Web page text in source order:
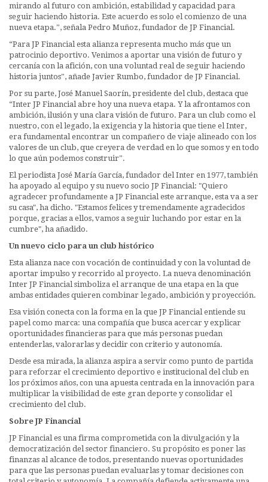
mirando al futuro con ambición, estabilidad y capacidad para
seguir haciendo historia. Este acuerdo es solo el comienzo de una
nueva etapa.ˮ, señala Pedro Muñoz, fundador de JP Financial.
“Para JP Financial esta alianza representa mucho más que un
patrocinio deportivo. Venimos a aportar una visión de futuro y
cercanía con la afición, con una voluntad real de seguir haciendo
historia juntosˮ, añade Javier Rumbo, fundador de JP Financial.
Por su parte, José Manuel Saorín, presidente del club, destaca que
“Inter JP Financial abre hoy una nueva etapa. Y la afrontamos con
ambición, ilusión y una clara visión de futuro. Para un club como el
nuestro, con el legado, la exigencia y la historia que tiene el Inter,
era fundamental encontrar un compañero de viaje alineado con los
valores de un club, que creyera de verdad en lo que somos y en todo
lo que aún podemos construirˮ.
El periodista José María García, fundador del Inter en 1977, también
ha apoyado al equipo y su nuevo socio JP Financial: "Quiero
agradecer profundamente a JP Financial este arranque, esta va a ser
su casa", ha dicho. "Estamos felices y tremendamente agradecidos
porque, gracias a ellos, vamos a seguir luchando por estar en la
cumbre", ha añadido.
Un nuevo ciclo para un club histórico
Esta alianza nace con vocación de continuidad y con la voluntad de
aportar impulso y recorrido al proyecto. La nueva denominación
Inter JP Financial simboliza el arranque de una etapa en la que
ambas entidades quieren combinar legado, ambición y proyección.
Esa visión conecta con la forma en la que JP Financial entiende su
papel como marca: una compañía que busca acercar y explicar
oportunidades financieras para que más personas puedan
entenderlas, valorarlas y decidir con criterio y autonomía.
Desde esa mirada, la alianza aspira a servir como punto de partida
para reforzar el crecimiento deportivo e institucional del club en
los próximos años, con una apuesta centrada en la innovación para
multiplicar la visibilidad de este gran deporte y consolidar el
crecimiento del club.
Sobre JP Financial
JP Financial es una firma comprometida con la divulgación y la
democratización del sector financiero. Su propósito es poner las
finanzas al alcance de todos, presentando nuevas oportunidades
para que las personas puedan evaluarlas y tomar decisiones con